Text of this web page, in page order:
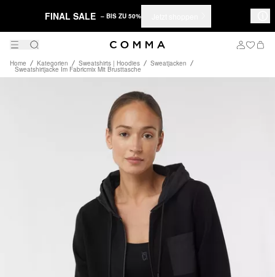
FINAL SALE – BIS ZU 50%
Home Kategorien Sweatshirts | Hoodies Sweatjacken
Sweatshirtjacke Im Fabricmix Mit Brusttasche